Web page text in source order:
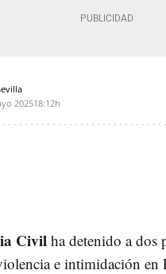
202518:12h
Civil ha detenido a dos
e intimidación en